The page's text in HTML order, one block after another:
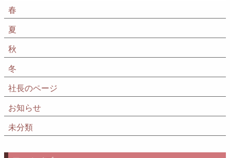
春
夏
秋
冬
社長のページ
お知らせ
未分類